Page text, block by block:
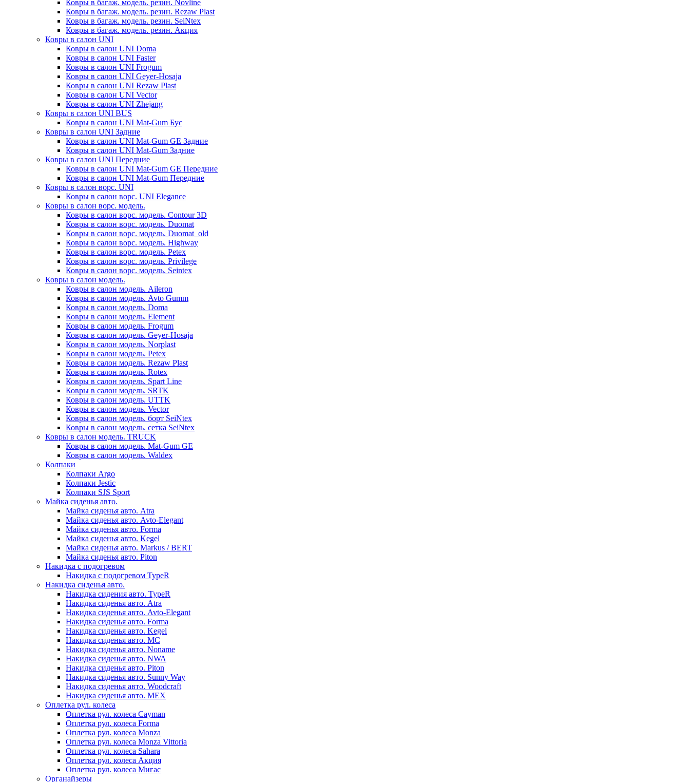
Ковры в багаж. модель. резин. Novline
Ковры в багаж. модель. резин. Rezaw Plast
Ковры в багаж. модель. резин. SeiNtex
Ковры в багаж. модель. резин. Акция
Ковры в салон UNI
Ковры в салон UNI Doma
Ковры в салон UNI Faster
Ковры в салон UNI Frogum
Ковры в салон UNI Geyer-Hosaja
Ковры в салон UNI Rezaw Plast
Ковры в салон UNI Vector
Ковры в салон UNI Zhejang
Ковры в салон UNI BUS
Ковры в салон UNI Mat-Gum Бус
Ковры в салон UNI Задние
Ковры в салон UNI Mat-Gum GE Задние
Ковры в салон UNI Mat-Gum Задние
Ковры в салон UNI Передние
Ковры в салон UNI Mat-Gum GE Передние
Ковры в салон UNI Mat-Gum Передние
Ковры в салон ворс. UNI
Ковры в салон ворс. UNI Elegance
Ковры в салон ворс. модель.
Ковры в салон ворс. модель. Contour 3D
Ковры в салон ворс. модель. Duomat
Ковры в салон ворс. модель. Duomat_old
Ковры в салон ворс. модель. Highway
Ковры в салон ворс. модель. Petex
Ковры в салон ворс. модель. Privilege
Ковры в салон ворс. модель. Seintex
Ковры в салон модель.
Ковры в салон модель. Aileron
Ковры в салон модель. Avto Gumm
Ковры в салон модель. Doma
Ковры в салон модель. Element
Ковры в салон модель. Frogum
Ковры в салон модель. Geyer-Hosaja
Ковры в салон модель. Norplast
Ковры в салон модель. Petex
Ковры в салон модель. Rezaw Plast
Ковры в салон модель. Rotex
Ковры в салон модель. Spart Line
Ковры в салон модель. SRTK
Ковры в салон модель. UTTK
Ковры в салон модель. Vector
Ковры в салон модель. борт SeiNtex
Ковры в салон модель. сетка SeiNtex
Ковры в салон модель. TRUCK
Ковры в салон модель. Mat-Gum GE
Ковры в салон модель. Waldex
Колпаки
Колпаки Argo
Колпаки Jestic
Колпаки SJS Sport
Майка сиденья авто.
Майка сиденья авто. Atra
Майка сиденья авто. Avto-Elegant
Майка сиденья авто. Forma
Майка сиденья авто. Kegel
Майка сиденья авто. Markus / BERT
Майка сиденья авто. Piton
Накидка с подогревом
Накидка с подогревом TypeR
Накидка сиденья авто.
Накидка сидения авто. TypeR
Накидка сиденья авто. Atra
Накидка сиденья авто. Avto-Elegant
Накидка сиденья авто. Forma
Накидка сиденья авто. Kegel
Накидка сиденья авто. MC
Накидка сиденья авто. Noname
Накидка сиденья авто. NWA
Накидка сиденья авто. Piton
Накидка сиденья авто. Sunny Way
Накидка сиденья авто. Woodcraft
Накидка сиденья авто. МЕХ
Оплетка рул. колеса
Оплетка рул. колеса Cayman
Оплетка рул. колеса Forma
Оплетка рул. колеса Monza
Оплетка рул. колеса Monza Vittoria
Оплетка рул. колеса Sahara
Оплетка рул. колеса Акция
Оплетка рул. колеса Мигас
Органайзеры